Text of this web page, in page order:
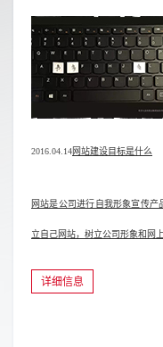
2016.04.14网站建设目标是什么
网站是公司进行自我形象宣传
立自己网站，树立公司形象和网
详细信息